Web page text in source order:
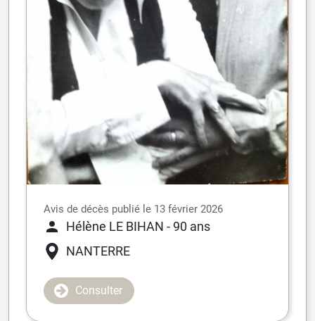
Avis de décès publié le 13 février 2026
Hélène LE BIHAN - 90 ans
NANTERRE
Consulter